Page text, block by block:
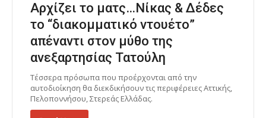
Αρχίζει το ματς…Νίκας & Δέδες
το “διακομματικό ντουέτο”
απέναντι στον μύθο της
ανεξαρτησίας Τατούλη
Τέσσερα πρόσωπα που προέρχονται από την
αυτοδιοίκηση θα διεκδικήσουν τις περιφέρειες Αττικής,
Πελοποννήσου, Στερεάς Ελλάδας.